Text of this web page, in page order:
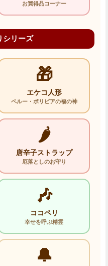
お買得品コーナー
シリーズ
🎁
エケコ人形
ペルー・ボリビアの福の神
🌶️
唐辛子ストラップ
厄落としのお守り
🎶
ココペリ
幸せを呼ぶ精霊
🔔